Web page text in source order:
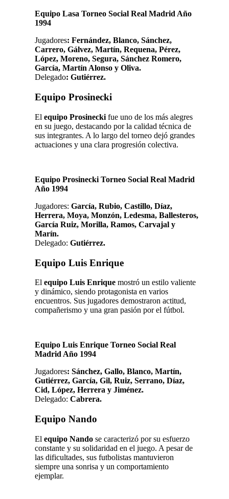
Equipo Lasa Torneo Social Real Madrid Año
1994
Jugadores: Fernández, Blanco, Sánchez,
Carrero, Gálvez, Martín, Requena, Pérez,
López, Moreno, Segura, Sánchez Romero,
García, Martín Alonso y Oliva.
Delegado: Gutiérrez.
Equipo Prosinecki
El equipo Prosinecki fue uno de los más alegres
en su juego, destacando por la calidad técnica de
sus integrantes. A lo largo del torneo dejó grandes
actuaciones y una clara progresión colectiva.
Equipo Prosinecki Torneo Social Real Madrid
Año 1994
Jugadores: García, Rubio, Castillo, Díaz,
Herrera, Moya, Monzón, Ledesma, Ballesteros,
García Ruiz, Morilla, Ramos, Carvajal y
Marín.
Delegado: Gutiérrez.
Equipo Luis Enrique
El equipo Luis Enrique mostró un estilo valiente
y dinámico, siendo protagonista en varios
encuentros. Sus jugadores demostraron actitud,
compañerismo y una gran pasión por el fútbol.
Equipo Luis Enrique Torneo Social Real
Madrid Año 1994
Jugadores: Sánchez, Gallo, Blanco, Martín,
Gutiérrez, García, Gil, Ruiz, Serrano, Díaz,
Cid, López, Herrera y Jiménez.
Delegado: Cabrera.
Equipo Nando
El equipo Nando se caracterizó por su esfuerzo
constante y su solidaridad en el juego. A pesar de
las dificultades, sus futbolistas mantuvieron
siempre una sonrisa y un comportamiento
ejemplar.